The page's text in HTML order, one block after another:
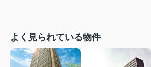
よく見られている物件